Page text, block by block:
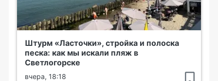
Штурм «Ласточки», стройка и полоска
песка: как мы искали пляж в
Светлогорске
вчера, 18:18